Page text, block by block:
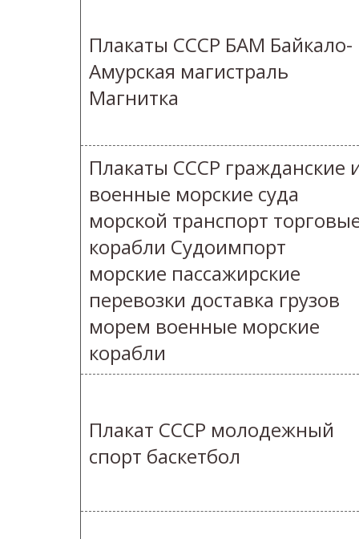
Плакаты СССР БАМ Байкало-
Амурская магистраль
Магнитка
Плакаты СССР гражданские
военные морские суда
морской транспорт
корабли Судоимпорт
морские пассажирские
перевозки доставка грузов
морем военные морские
корабли
Плакат СССР молодежный
спорт баскетбол